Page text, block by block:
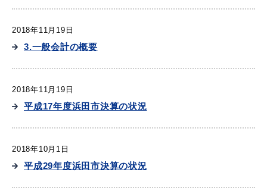
2018年11月19日
3.一般会計の概要
2018年11月19日
平成17年度浜田市決算の状況
2018年10月1日
平成29年度浜田市決算の状況